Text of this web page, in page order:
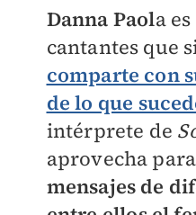
Danna Paola
cantantes que
comparte con
de lo que
intérprete de
aprovecha
mensajes de